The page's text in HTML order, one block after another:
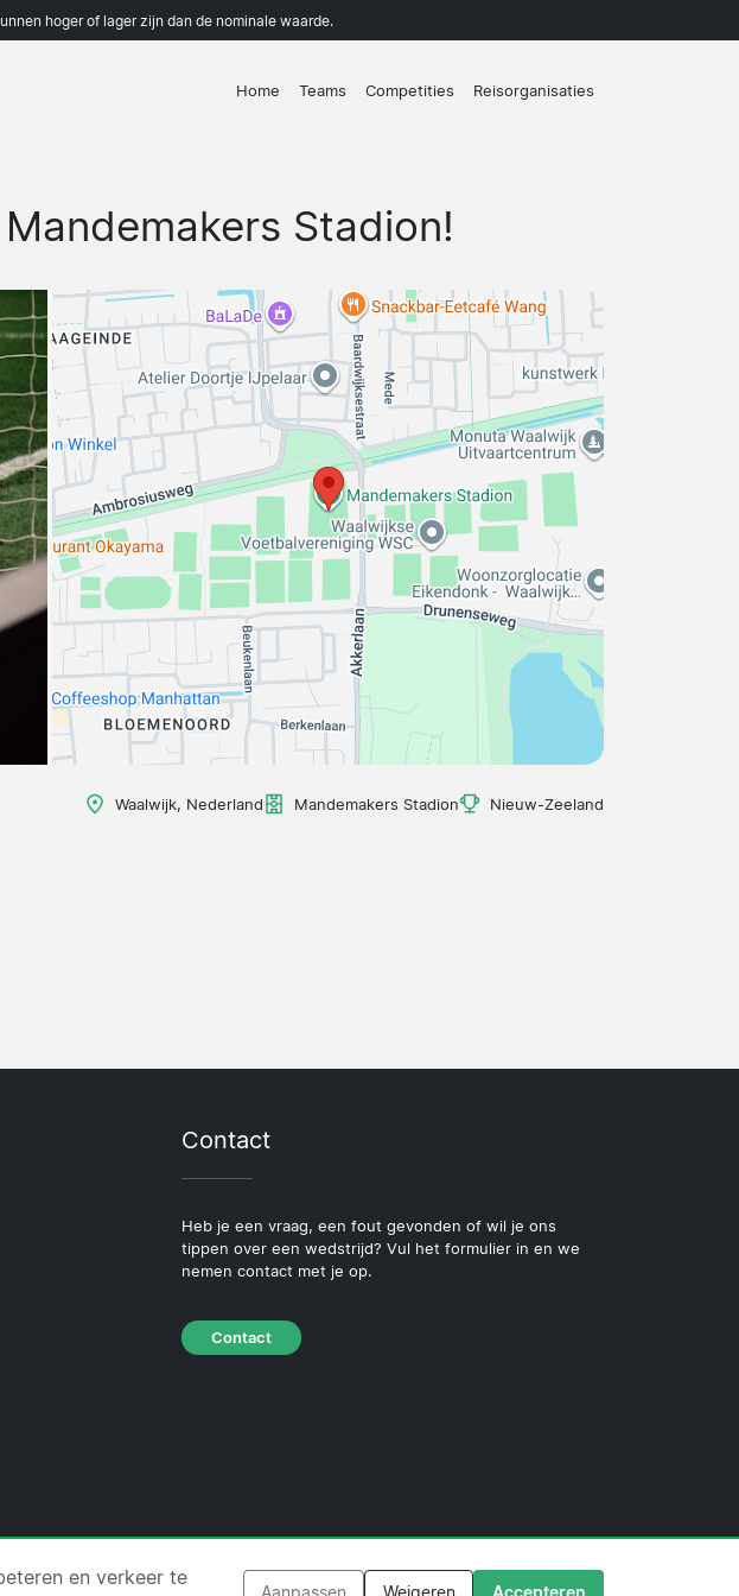
hoger of lager zijn dan de nominale waarde.
Home Teams Competities Reisorganisaties
Stadion!
Waalwijk, Nederland Mandemakers Stadion Nieuw-Zeeland
Contact
Heb je een vraag, een fout gevonden of wil je ons
tippen over een wedstrijd? Vul het formulier in en we
nemen contact met je op.
Contact
·Cookiebeleid·Redactioneel beleid
en verkeer te
Aanpassen Weigeren Accepteren